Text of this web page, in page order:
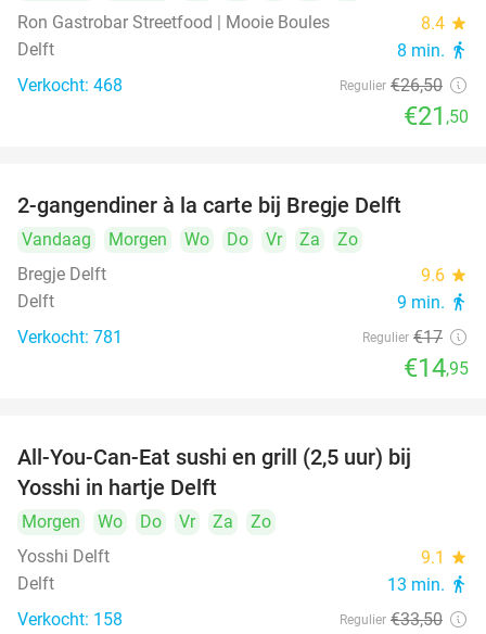
Ron Gastrobar Streetfood | Mooie Boules 8.4 star
Delft 8 min. directions_walk
Verkocht: 468 Regulier €26,50
€21 ,50
2-gangendiner à la carte bij Bregje Delft
Vandaag Morgen Wo Do Vr Za
Zo
Bregje Delft
9.6 star
Delft 9 min. directions_walk
Verkocht: 781 Regulier €17
€14,95
All-You-Can-Eat sushi en grill (2,5 uur) bij
Yosshi in hartje Delft
Morgen Wo Do Vr Za
Zo
Yosshi Delft
9.1 star
Delft 13 min. directions_walk
Verkocht: 158 Regulier €33,50